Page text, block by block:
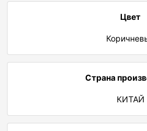
Цвет
Страна
КИТАЙ